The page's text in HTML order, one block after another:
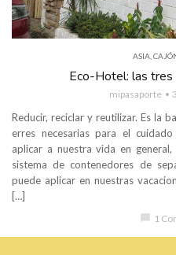
ASIA,
Eco-Hotel: las tres
mipasaporte
Reducir, reciclar y reutilizar. Es la
erres necesarias para el
aplicar a nuestra vida en
sistema de contenedores de
puede aplicar en nuestras
[…]
chat_bubble 1